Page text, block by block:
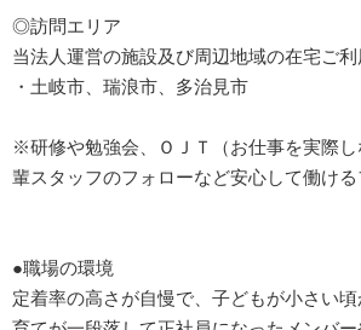
◎訪問エリア
当法人運営の施設及び周辺地域の在宅ご利
・土岐市、瑞浪市、多治見市
※研修や勉強会、ＯＪＴ（お仕事を実際
輩スタッフのフォローなど安心して働ける
●職場の環境
定着率の高さが自慢で、子どもが小さい